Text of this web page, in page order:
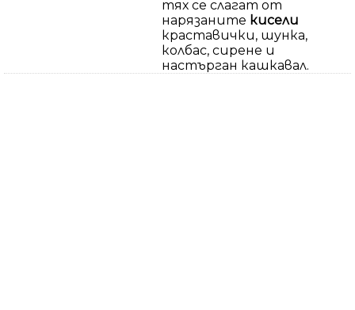
тях се слагат от
нарязаните кисели
краставички, шунка,
колбас, сирене и
настърган кашкавал.